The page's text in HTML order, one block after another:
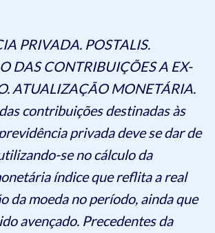
PRIVADA. POSTALIS.
DAS CONTRIBUIÇÕES A EX-
ATUALIZAÇÃO MONETÁRIA.
contribuições destinadas às
privada deve se dar de
se no cálculo da
índice que reflita a real
da moeda no período, ainda que
avençado. Precedentes da